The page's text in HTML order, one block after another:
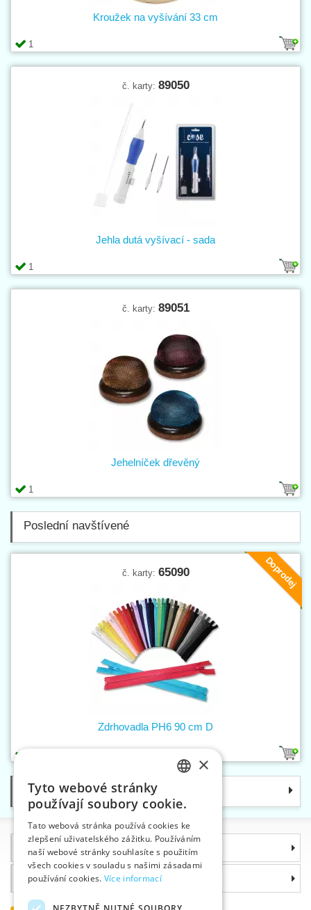
1
Kroužek na vyšívání 33 cm
č. karty: 89050
1
Jehla dutá vyšívací - sada
č. karty: 89051
1
Jehelníček dřevěný
Poslední navštívené
Doprodej
č. karty: 65090
Zdrhovadla PH6 90 cm D
Kategorie
Informace
Proč si zvolit právě nás
ENGLISH
GERMAN
×
Tyto webové stránky
používají soubory cookie.
Tato webová stránka používá cookies ke
zlepšení uživatelského zážitku. Používáním
naší webové stránky souhlasíte s použitím
všech cookies v souladu s našimi zásadami
používání cookies. Více informací